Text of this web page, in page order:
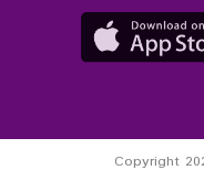
Copyright